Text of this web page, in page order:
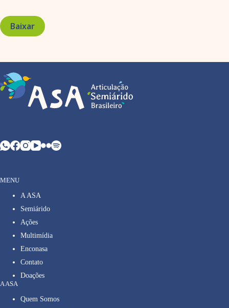
Baixar
MENU
A ASA
Semiárido
Ações
Multimídia
Enconasa
Contato
Doações
A ASA
Quem Somos